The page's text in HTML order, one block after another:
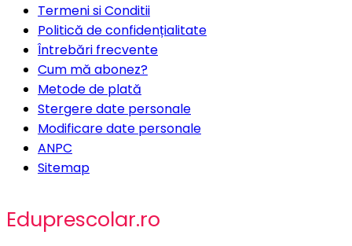
Termeni si Conditii
Politică de confidențialitate
Întrebări frecvente
Cum mă abonez?
Metode de plată
Stergere date personale
Modificare date personale
ANPC
Sitemap
Eduprescolar.ro